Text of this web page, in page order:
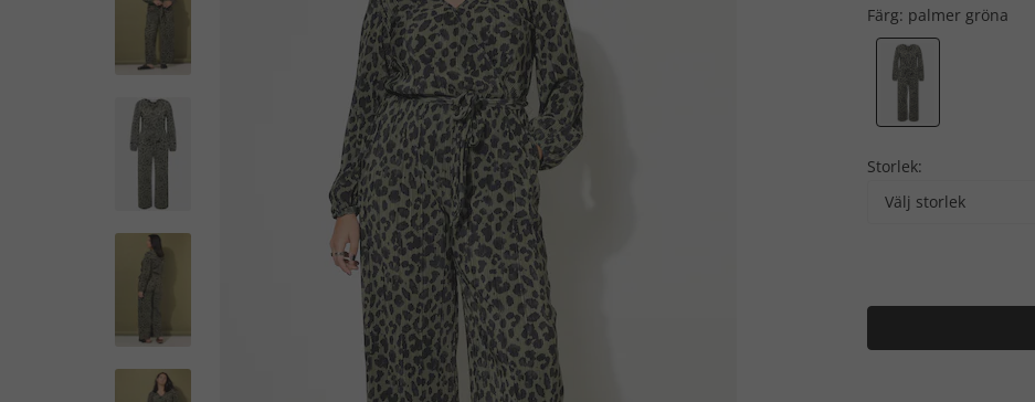
Färg: palmer gröna
Storlek:
Välj storlek